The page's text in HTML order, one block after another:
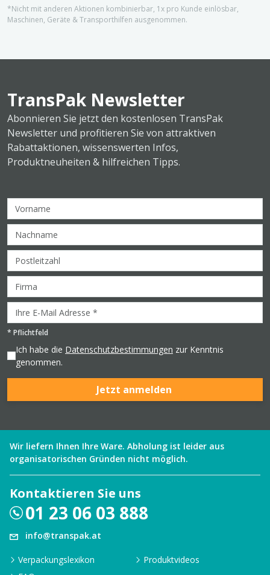
*Nicht mit anderen Aktionen kombinierbar, 1x pro Kunde einlösbar,
Maschinen, Geräte & Transporthilfen ausgenommen.
TransPak Newsletter
Abonnieren Sie jetzt den kostenlosen TransPak
Newsletter und profitieren Sie von attraktiven
Rabattaktionen, wissenswerten Infos,
Produktneuheiten & hilfreichen Tipps.
* Pflichtfeld
Ich habe die Datenschutzbestimmungen zur Kenntnis
genommen.
Jetzt anmelden
Wir liefern Ihnen Ihre Ware. Abholung ist leider aus
organisatorischen Gründen nicht möglich.
Kontaktieren Sie uns
01 23 06 03 888
info@transpak.at
Verpackungslexikon
Produktvideos